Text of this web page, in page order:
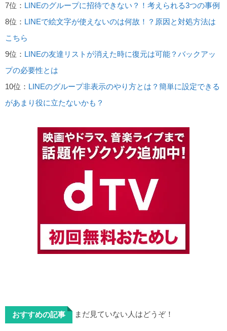
7位： LINEのグループに招待できない？！考えられる3つの事例
8位： LINEで絵文字が使えないのは何故！？原因と対処方法は
こちら
9位： LINEの友達リストが消えた時に復元は可能？バックアッ
プの必要性とは
10位： LINEのグループ非表示のやり方とは？簡単に設定できる
があまり役に立たないかも？
おすすめの記事 まだ見ていない人はどうぞ！